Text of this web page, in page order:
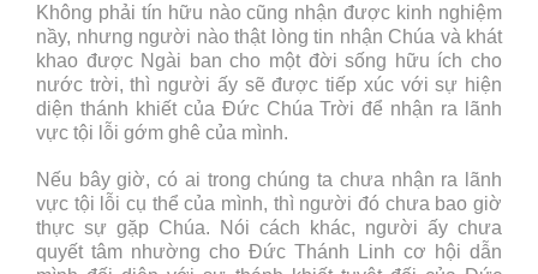
Không phải tín hữu nào cũng nhận được kinh nghiệm
nầy, nhưng người nào thật lòng tin nhận Chúa và khát
khao được Ngài ban cho một đời sống hữu ích cho
nước trời, thì người ấy sẽ được tiếp xúc với sự hiện
diện thánh khiết của Đức Chúa Trời để nhận ra lãnh
vực tội lỗi gớm ghê của mình.
Nếu bây giờ, có ai trong chúng ta chưa nhận ra lãnh
vực tội lỗi cụ thể của mình, thì người đó chưa bao giờ
thực sự gặp Chúa. Nói cách khác, người ấy chưa
quyết tâm nhường cho Đức Thánh Linh cơ hội dẫn